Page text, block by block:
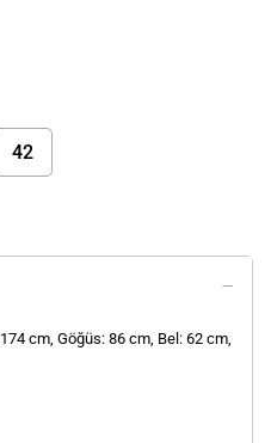
42
174 cm, Göğüs: 86 cm, Bel: 62 cm,